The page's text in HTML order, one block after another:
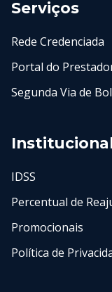
Serviços
Rede Credenciada
Portal do
Segunda Via de
IDSS
Percentual de
Promocionais
Política de